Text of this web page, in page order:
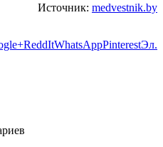
Источник: medvestnik.by
ReddItWhatsAppPinterestЭл.